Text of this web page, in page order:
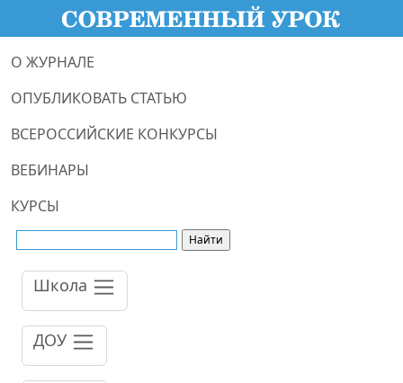
О ЖУРНАЛЕ
ОПУБЛИКОВАТЬ СТАТЬЮ
ВСЕРОССИЙСКИЕ КОНКУРСЫ
ВЕБИНАРЫ
КУРСЫ
Школа
ДОУ